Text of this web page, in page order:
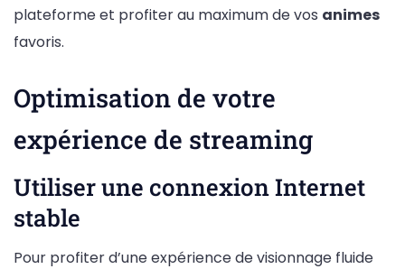
plateforme et profiter au maximum de vos animes
favoris.
Optimisation de votre
expérience de streaming
Utiliser une connexion Internet
stable
Pour profiter d’une expérience de visionnage fluide